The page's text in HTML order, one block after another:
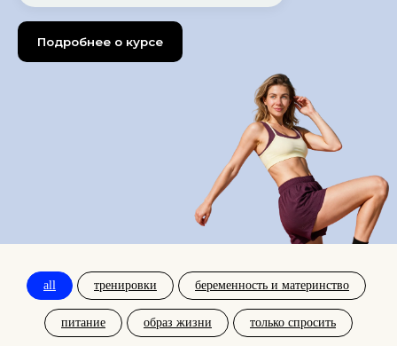
Подробнее о курсе
all тренировки беременность и материнство
питание образ жизни только спросить